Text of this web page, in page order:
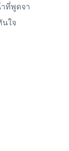
ที่พูดจา
ใจ